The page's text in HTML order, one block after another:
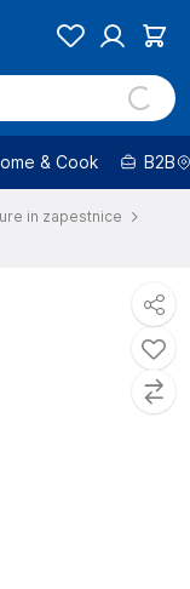
& Cook B2B
in zapestnice